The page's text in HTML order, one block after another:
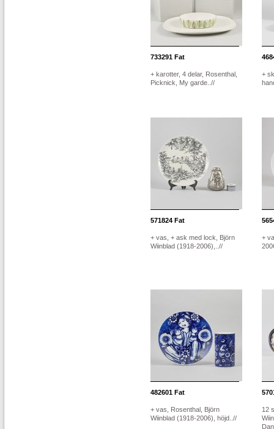
733291 Fat
+ karotter, 4 delar, Rosenthal,
Picknick, My garde..//
+
571824 Fat
+ vas, + ask med lock, Björn
Wiinblad (1918-2006),..//
+
482601 Fat
+ vas, Rosenthal, Björn
Wiinblad (1918-2006), höjd..//
12